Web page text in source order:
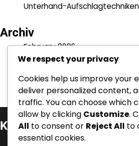
Unterhand-Aufschlagtechniken
Archiv
February 2026
January 2026
Kategorien
Float Serve Techniken
We respect your privacy
Cookies help us improve your
deliver personalized content,
traffic. You can choose which
allow by clicking Customize.
All to consent or Reject All to
essential cookies.